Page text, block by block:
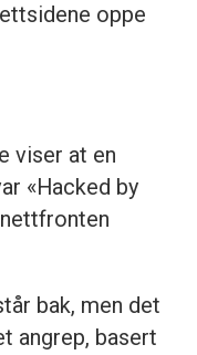
oppe
viser at en
«Hacked by
bak, men det
angrep, basert